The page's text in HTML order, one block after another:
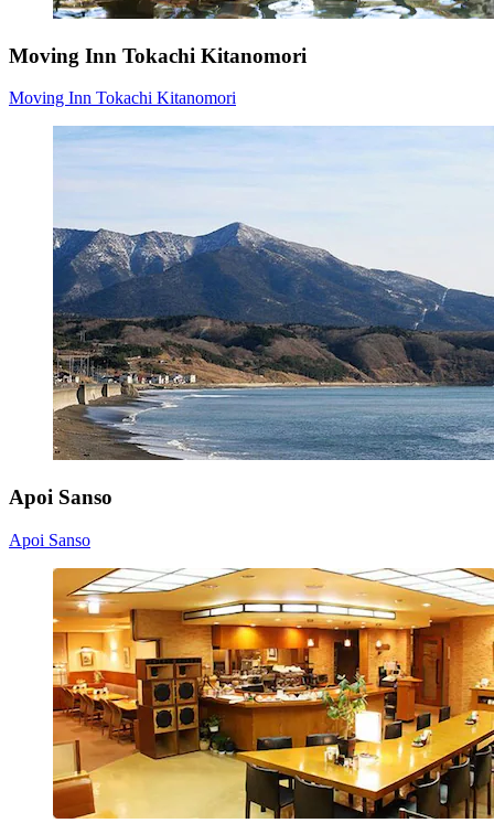
Moving Inn Tokachi Kitanomori
Moving Inn Tokachi Kitanomori
Apoi Sanso
Apoi Sanso